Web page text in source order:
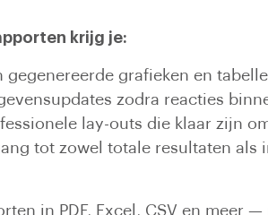
krijg je:
gegenereerde grafieken en
zodra reacties
lay-outs die klaar zijn
tot zowel totale resultaten als
in PDF, Excel, CSV en meer